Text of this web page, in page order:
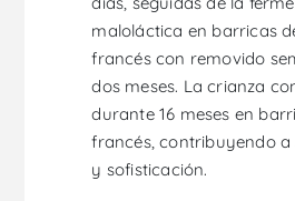
maloláctica en barricas
francés con removido
dos meses. La crianza
durante 16 meses en
francés, contribuyendo
y sofisticación.